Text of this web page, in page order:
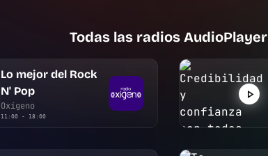
Todas las radios AudioPlayer
Lo mejor del Rock
N' Pop
Oxígeno
11:00 - 18:00